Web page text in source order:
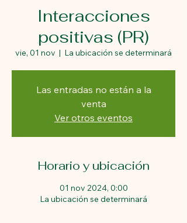
Interacciones
positivas (PR)
vie, 01 nov
  |
La ubicación se determinará
Las entradas no están a la
venta
Ver otros eventos
Horario y ubicación
01 nov 2024, 0:00
La ubicación se determinará